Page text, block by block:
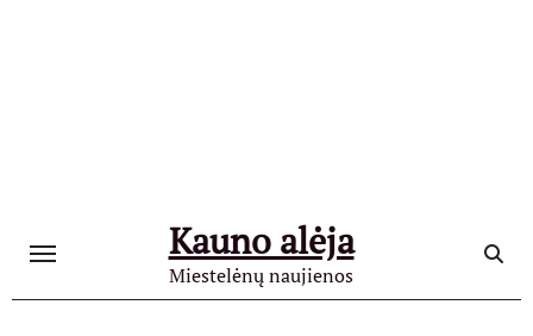
Kauno alėja
Miestelėnų naujienos